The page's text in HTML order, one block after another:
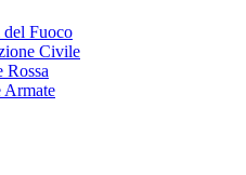
Fuoco
Civile
Rossa
Armate